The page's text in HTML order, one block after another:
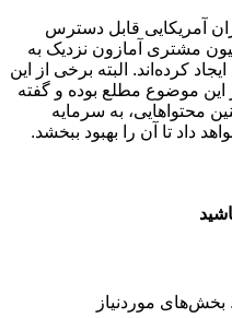
آمریکایی قابل دسترس
سال ۲۰۲۲، حدود ۱۲۵ میلیون مشتری آمازون نزدیک به
کرده‌اند. البته برخی از این
موضوع مطلع بوده و گفته
محتواهایی، به سرمایه
داد تا آن را بهبود ببخشد.
بخش‌های موردنیاز